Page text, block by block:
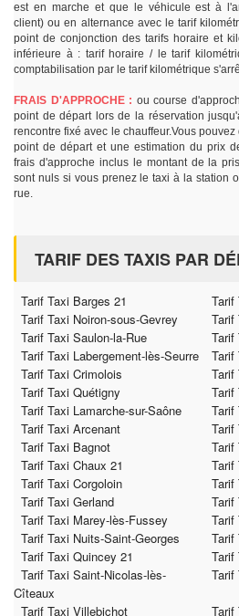
est en marche et que le véhicule est à
client) ou en alternance avec le tarif
point de conjonction des tarifs horaire et
inférieure à : tarif horaire / le tarif
comptabilisation par le tarif kilométrique
FRAIS D'APPROCHE : ou course
point de départ lors de la réservation
rencontre fixé avec le chauffeur.Vous
point de départ et une estimation du prix
frais d'approche inclus le montant de la
sont nuls si vous prenez le taxi à la station
rue.
TARIF DES TAXIS PAR
Tarif Taxi Barges 21
Tarif
Tarif Taxi Noiron-sous-Gevrey
Tarif
Tarif Taxi Saulon-la-Rue
Tarif
Tarif Taxi Labergement-lès-Seurre
Tarif
Tarif Taxi Crimolois
Tarif
Tarif Taxi Quétigny
Tarif
Tarif Taxi Lamarche-sur-Saône
Tarif
Tarif Taxi Arcenant
Tarif
Tarif Taxi Bagnot
Tarif
Tarif Taxi Chaux 21
Tarif
Tarif Taxi Corgoloin
Tarif
Tarif Taxi Gerland
Tarif
Tarif Taxi Marey-lès-Fussey
Tarif
Tarif Taxi Nuits-Saint-Georges
Tarif
Tarif Taxi Quincey 21
Tarif
Tarif Taxi Saint-Nicolas-lès-
Cîteaux
Tarif
Tarif Taxi Villebichot
Tarif